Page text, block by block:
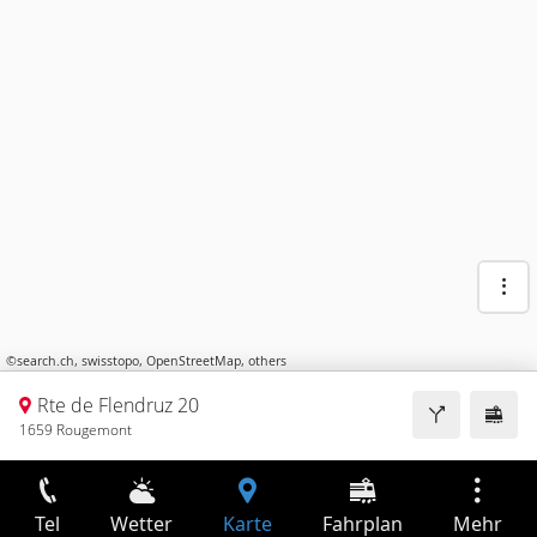
©search.ch, swisstopo, OpenStreetMap, others
Rte de Flendruz 20
1659 Rougemont
Tel Wetter Karte Fahrplan Mehr